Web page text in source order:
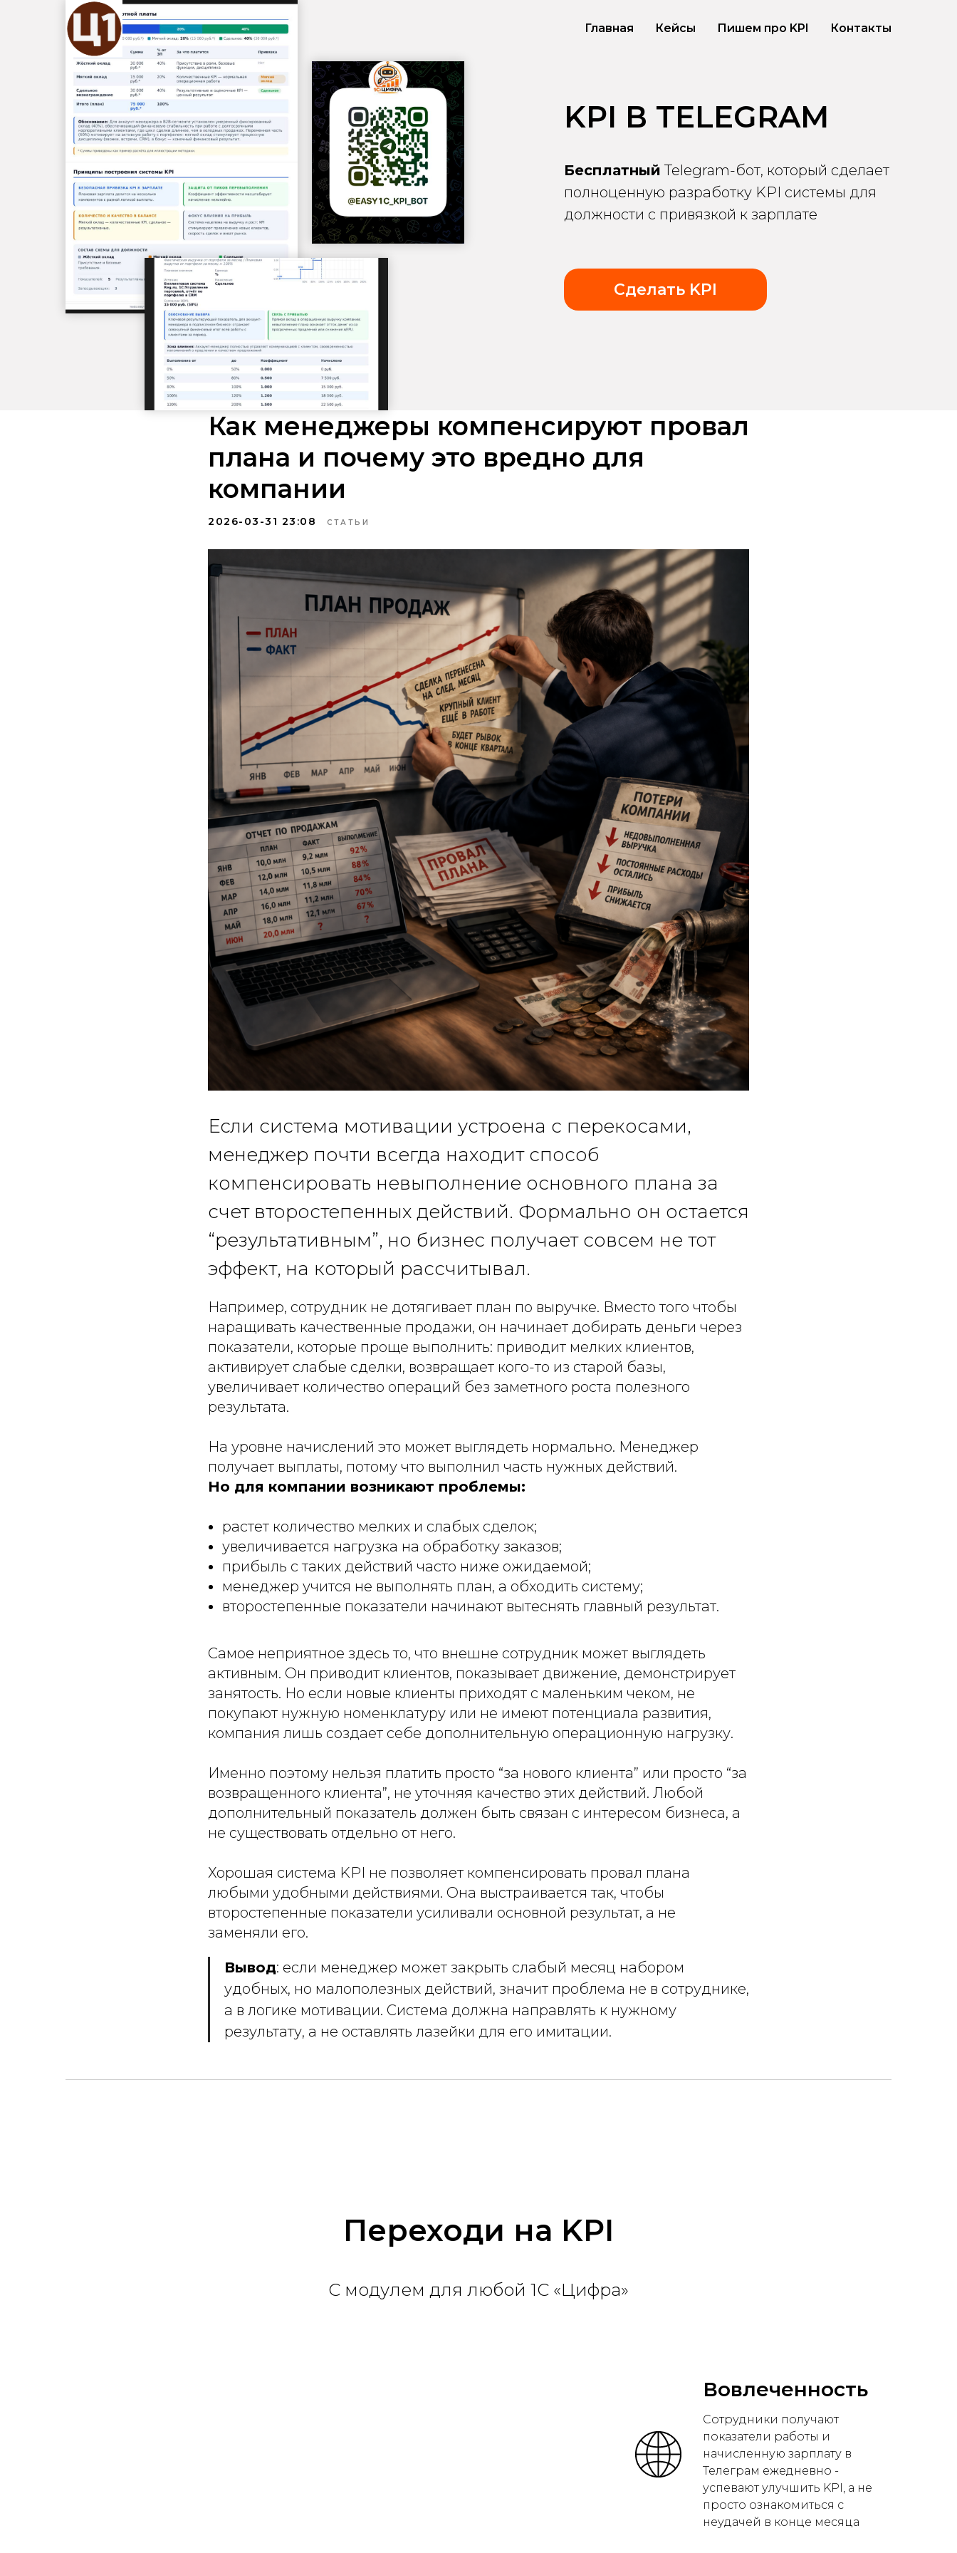
Главная Кейсы Пишем про KPI Контакты
KPI В TELEGRAM
Бесплатный Telegram-бот, который сделает
полноценную разработку KPI системы для
должности с привязкой к зарплате
Сделать KPI
Как менеджеры компенсируют провал
плана и почему это вредно для
компании
2026-03-31 23:08 СТАТЬИ
Если система мотивации устроена с перекосами,
менеджер почти всегда находит способ
компенсировать невыполнение основного плана за
счет второстепенных действий. Формально он остается
“результативным”, но бизнес получает совсем не тот
эффект, на который рассчитывал.
Например, сотрудник не дотягивает план по выручке. Вместо того чтобы
наращивать качественные продажи, он начинает добирать деньги через
показатели, которые проще выполнить: приводит мелких клиентов,
активирует слабые сделки, возвращает кого-то из старой базы,
увеличивает количество операций без заметного роста полезного
результата.
На уровне начислений это может выглядеть нормально. Менеджер
получает выплаты, потому что выполнил часть нужных действий.
Но для компании возникают проблемы:
растет количество мелких и слабых сделок;
увеличивается нагрузка на обработку заказов;
прибыль с таких действий часто ниже ожидаемой;
менеджер учится не выполнять план, а обходить систему;
второстепенные показатели начинают вытеснять главный результат.
Самое неприятное здесь то, что внешне сотрудник может выглядеть
активным. Он приводит клиентов, показывает движение, демонстрирует
занятость. Но если новые клиенты приходят с маленьким чеком, не
покупают нужную номенклатуру или не имеют потенциала развития,
компания лишь создает себе дополнительную операционную нагрузку.
Именно поэтому нельзя платить просто “за нового клиента” или просто “за
возвращенного клиента”, не уточняя качество этих действий. Любой
дополнительный показатель должен быть связан с интересом бизнеса, а
не существовать отдельно от него.
Хорошая система KPI не позволяет компенсировать провал плана
любыми удобными действиями. Она выстраивается так, чтобы
второстепенные показатели усиливали основной результат, а не
заменяли его.
Вывод: если менеджер может закрыть слабый месяц набором
удобных, но малополезных действий, значит проблема не в сотруднике,
а в логике мотивации. Система должна направлять к нужному
результату, а не оставлять лазейки для его имитации.
Переходи на KPI
С модулем для любой 1С «Цифра»
Вовлеченность
Сотрудники получают
показатели работы и
начисленную зарплату в
Телеграм ежедневно -
успевают улучшить KPI, а не
просто ознакомиться с
неудачей в конце месяца